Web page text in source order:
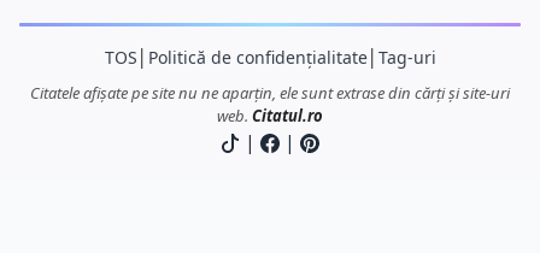
TOS Politică de confidențialitate│ Tag-uri
Citatele afișate pe site nu ne aparțin, ele sunt extrase din cărți și site-uri
web. Citatul.ro
| |